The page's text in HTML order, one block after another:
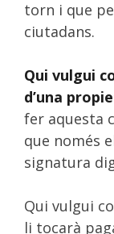
torn i que
ciutadans.
Qui vulgui
d’una
fer aquesta
que només
signatura
Qui vulgui
li tocarà